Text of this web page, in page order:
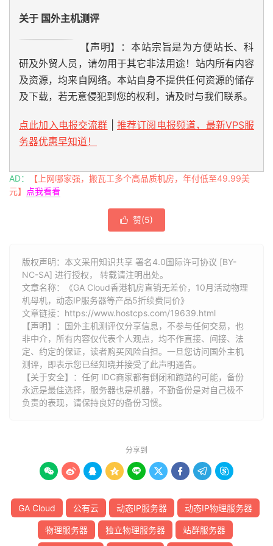
关于 国外主机测评
【声明】：本站宗旨是为方便站长、科
研及外贸人员，请勿用于其它非法用途！站内所有内容
及资源，均来自网络。本站自身不提供任何资源的储存
及下载，若无意侵犯到您的权利，请及时与我们联系。
点此加入电报交流群
推荐订阅电报频道，最新VPS服
务器优惠早知道！
AD：
【上网哪家强，搬瓦工多个高品质机房，年付低至49.99美
元】
点我看看
 赞(5)
版权声明：本文采用知识共享 署名4.0国际许可协议 [BY-
NC-SA] 进行授权， 转载请注明出处。
文章名称：《GA Cloud香港机房直销无差价，10月活动物理
机母机，动态IP服务器等产品5折续费同价》
文章链接： https://www.hostcps.com/19639.html
【声明】：国外主机测评仅分享信息，不参与任何交易，也
非中介，所有内容仅代表个人观点，均不作直接、间接、法
定、约定的保证，读者购买风险自担。一旦您访问国外主机
测评，即表示您已经知晓并接受了此声明通告。
【关于安全】：任何 IDC商家都有倒闭和跑路的可能，备份
永远是最佳选择，服务器也是机器，不勤备份是对自己极不
负责的表现，请保持良好的备份习惯。
分享到
        
GA Cloud 公有云 动态IP服务器 动态IP物理服务器
物理服务器 独立物理服务器 站群服务器